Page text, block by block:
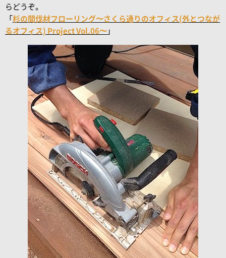
らどうぞ。
「 杉の間伐材フローリング〜さくら通りのオフィス(外とつなが
るオフィス) Project Vol.06〜 」